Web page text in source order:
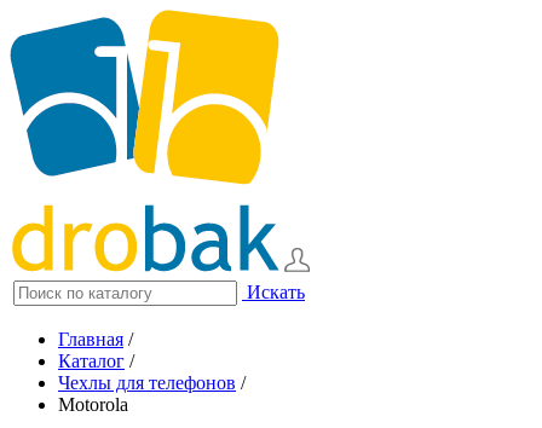
Искать
Главная /
Каталог /
Чехлы для телефонов /
Motorola